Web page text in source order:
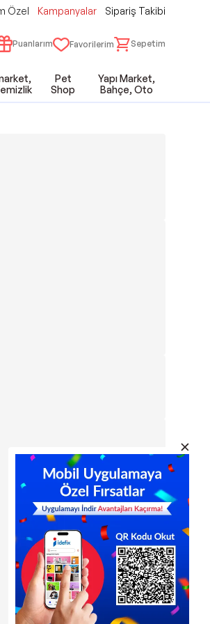
Özel Kampanyalar Sipariş Takibi
Puanlarım Favorilerim Sepetim
Pet
Shop
Yapı Market,
Bahçe, Oto